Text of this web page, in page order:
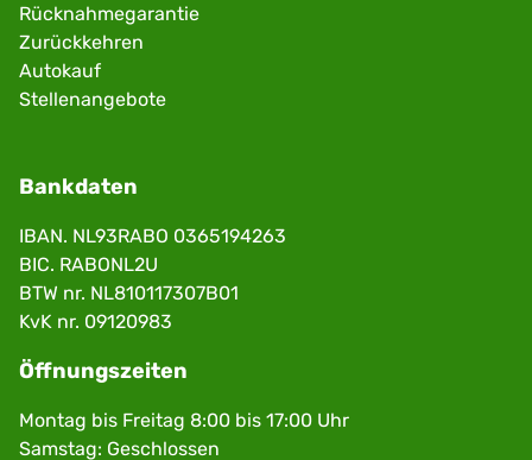
Rücknahmegarantie
Zurückkehren
Autokauf
Stellenangebote
Bankdaten
IBAN. NL93RABO 0365194263
BIC. RABONL2U
BTW nr. NL810117307B01
KvK nr. 09120983
Öffnungszeiten
Montag bis Freitag 8:00 bis 17:00 Uhr
Samstag: Geschlossen